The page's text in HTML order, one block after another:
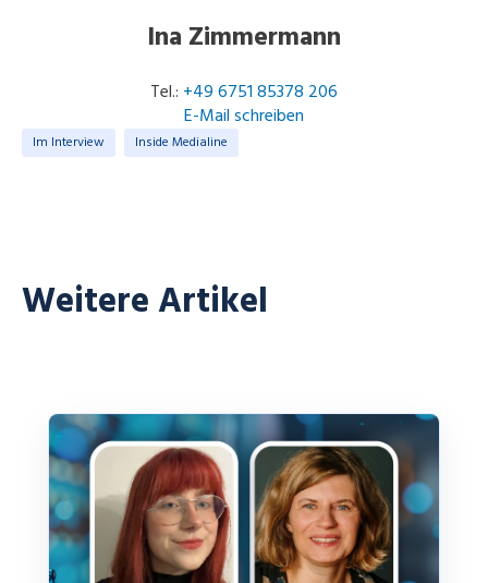
Ina Zimmermann
Tel.: +49 6751 85378 206
E-Mail schreiben
Im Interview Inside Medialine
Weitere Artikel